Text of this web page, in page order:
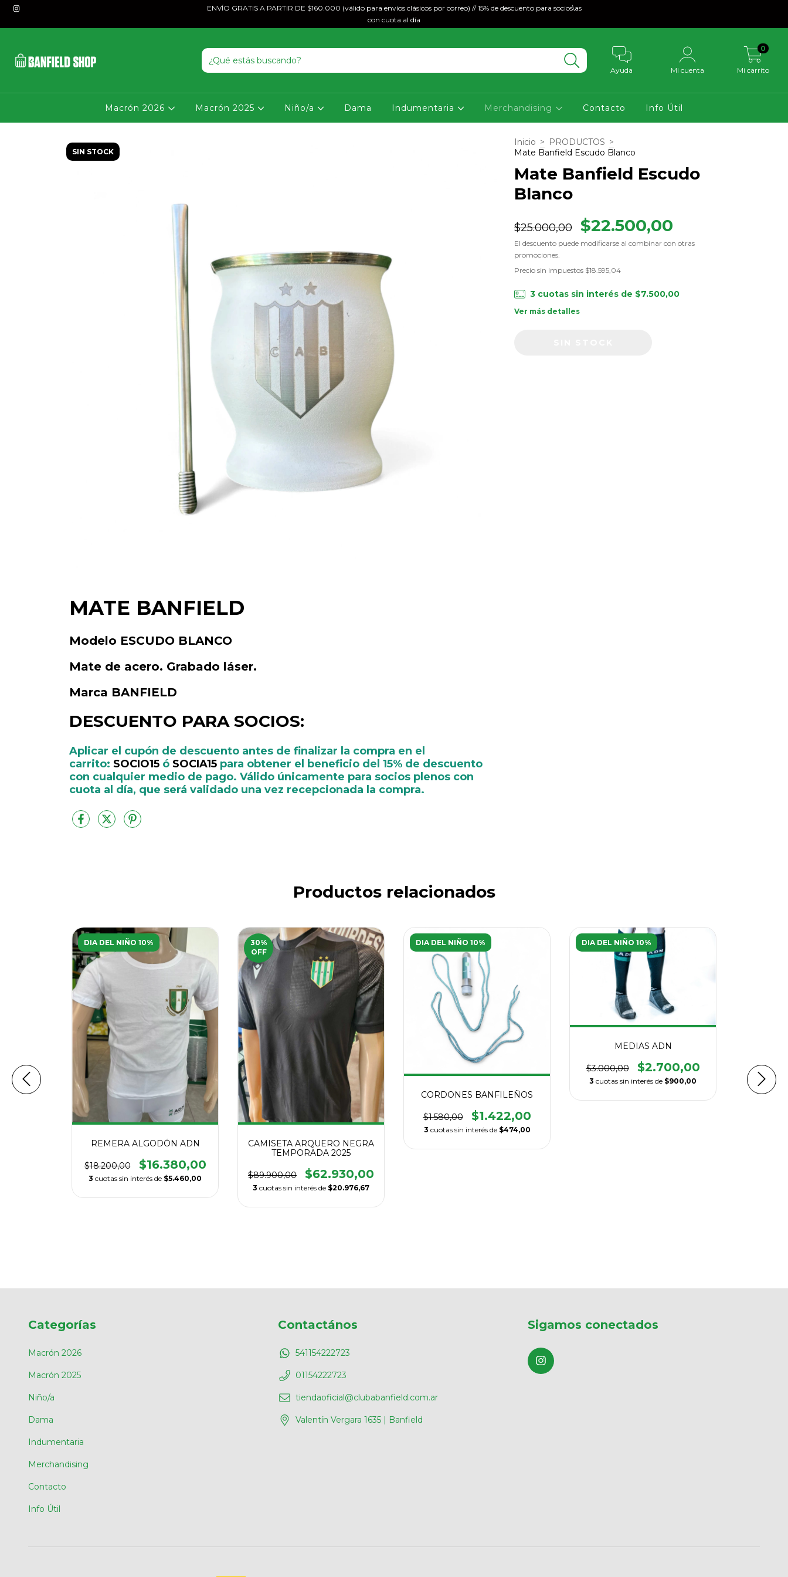
ENVÍO GRATIS A PARTIR DE $160.000 (válido para envíos clásicos por correo) // 15% de descuento para socios\as
con cuota al día
Ayuda Mi cuenta Mi carrito
0
Macrón 2026 Macrón 2025 Niño/a Dama Indumentaria Merchandising Contacto Info Útil
SIN STOCK
MATE BANFIELD
Modelo ESCUDO BLANCO
Mate de acero. Grabado láser.
Marca BANFIELD
DESCUENTO PARA SOCIOS:
Aplicar el cupón de descuento antes de finalizar la compra en el
carrito: SOCIO15 ó SOCIA15 para obtener el beneficio del 15% de descuento
con cualquier medio de pago. Válido únicamente para socios plenos con
cuota al día, que será validado una vez recepcionada la compra.
Inicio > PRODUCTOS >
Mate Banfield Escudo Blanco
Mate Banfield Escudo
Blanco
$25.000,00 $22.500,00
El descuento puede modificarse al combinar con otras
promociones.
Precio sin impuestos $18.595,04
3 cuotas sin interés de $7.500,00
Ver más detalles
Productos relacionados
DIA DEL NIÑO 10%
REMERA ALGODÓN ADN
$18.200,00 $16.380,00
3 cuotas sin interés de $5.460,00
30%
OFF
CAMISETA ARQUERO NEGRA
TEMPORADA 2025
$89.900,00 $62.930,00
3 cuotas sin interés de $20.976,67
DIA DEL NIÑO 10%
CORDONES BANFILEÑOS
$1.580,00 $1.422,00
3 cuotas sin interés de $474,00
DIA DEL NIÑO 10%
MEDIAS ADN
$3.000,00 $2.700,00
3 cuotas sin interés de $900,00
Categorías
Macrón 2026
Macrón 2025
Niño/a
Dama
Indumentaria
Merchandising
Contacto
Info Útil
Contactános
541154222723
01154222723
tiendaoficial@clubabanfield.com.ar
Valentín Vergara 1635 | Banfield
Sigamos conectados